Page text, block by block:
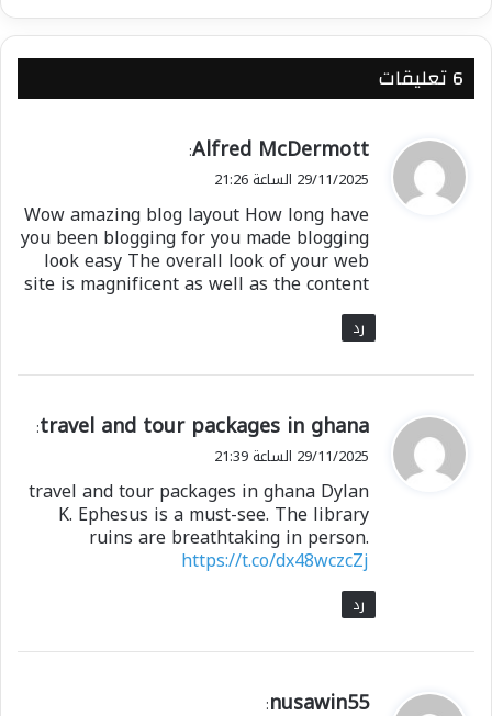
‫6 تعليقات
ي
ق
ل
Alfred McDermott
:
29/11/2025 الساعة 21:26
Wow amazing blog layout How long have
you been blogging for you made blogging
look easy The overall look of your web
site is magnificent as well as the content
رد
ي
ق
ل
travel and tour packages in ghana
:
29/11/2025 الساعة 21:39
travel and tour packages in ghana Dylan
K. Ephesus is a must-see. The library
ruins are breathtaking in person.
https://t.co/dx48wczcZj
رد
ي
nusawin55
: